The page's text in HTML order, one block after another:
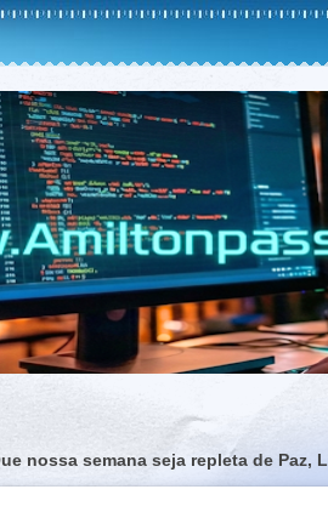
nossa semana seja repleta de Paz,